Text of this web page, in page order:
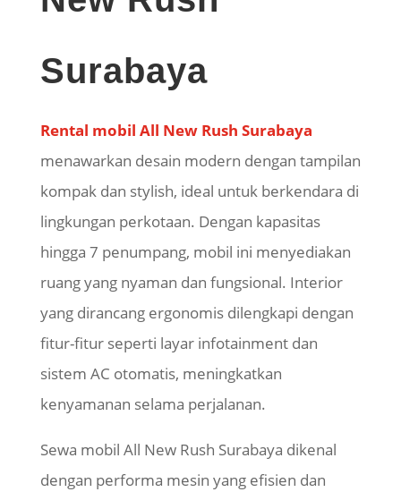
Surabaya
Rental mobil All New Rush Surabaya
menawarkan desain modern dengan tampilan
kompak dan stylish, ideal untuk berkendara di
lingkungan perkotaan. Dengan kapasitas
hingga 7 penumpang, mobil ini menyediakan
ruang yang nyaman dan fungsional. Interior
yang dirancang ergonomis dilengkapi dengan
fitur-fitur seperti layar infotainment dan
sistem AC otomatis, meningkatkan
kenyamanan selama perjalanan.
Sewa mobil All New Rush Surabaya dikenal
dengan performa mesin yang efisien dan